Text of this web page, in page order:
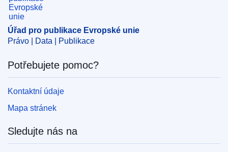
CELEX : 32024D06306
OJ : C_202406306
pdfa2a
Úřad pro publikace Evropské unie
Právo | Data | Publikace
Potřebujete pomoc?
Kontaktní údaje
Mapa stránek
Sledujte nás na